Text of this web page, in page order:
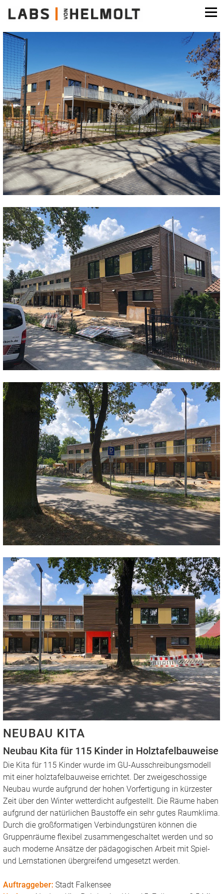
NEUBAU KITA
Neubau Kita für 115 Kinder in Holztafelbauweise
Die Kita für 115 Kinder wurde im GU-Ausschreibungsmodell
mit einer holztafelbauweise errichtet. Der zweigeschossige
Neubau wurde aufgrund der hohen Vorfertigung in kürzester
Zeit über den Winter wetterdicht aufgestellt. Die Räume haben
aufgrund der natürlichen Baustoffe ein sehr gutes Raumklima.
Durch die großformatigen Verbindungstüren können die
Gruppenräume flexibel zusammengeschaltet werden und so
auch moderne Ansätze der pädagogischen Arbeit mit Spiel-
und Lernstationen übergreifend umgesetzt werden.
Auftraggeber: Stadt Falkensee